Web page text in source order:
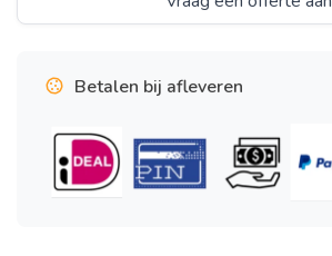
Betalen bij afleveren